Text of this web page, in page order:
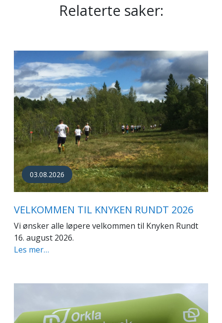
Relaterte saker:
03.08.2026
VELKOMMEN TIL KNYKEN RUNDT 2026
Vi ønsker alle løpere velkommen til Knyken Rundt
16. august 2026.
Les mer…